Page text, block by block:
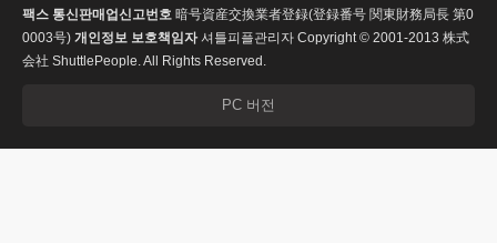
팩스 통신판매업신고번호 暗号資産交換業者登録(登録番号 関東財務局長 第0
0003号) 개인정보 보호책임자셔틀피플관리자 Copyright © 2001-2013 株式
会社 ShuttlePeople. All Rights Reserved.
PC 버전